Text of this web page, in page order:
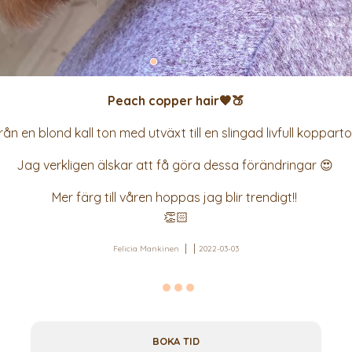
Peach copper hair🧡🍑
en blond kall ton med utväxt till en slingad livfull
Jag verkligen älskar att få göra dessa förändringar 😍
Mer färg till våren hoppas jag blir trendigt!!
👏🏻
Felicia Mankinen 2022-03-03
BOKA TID